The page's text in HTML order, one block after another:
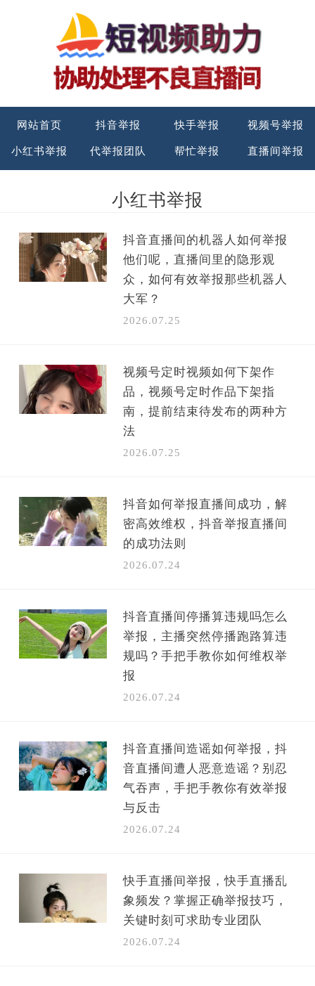
网站首页 抖音举报 快手举报 视频号举报
小红书举报 代举报团队 帮忙举报 直播间举报
小红书举报
抖音直播间的机器人如何举报
他们呢，直播间里的隐形观
众，如何有效举报那些机器人
大军？
2026.07.25
视频号定时视频如何下架作
品，视频号定时作品下架指
南，提前结束待发布的两种方
法
2026.07.25
抖音如何举报直播间成功，解
密高效维权，抖音举报直播间
的成功法则
2026.07.24
抖音直播间停播算违规吗怎么
举报，主播突然停播跑路算违
规吗？手把手教你如何维权举
报
2026.07.24
抖音直播间造谣如何举报，抖
音直播间遭人恶意造谣？别忍
气吞声，手把手教你有效举报
与反击
2026.07.24
快手直播间举报，快手直播乱
象频发？掌握正确举报技巧，
关键时刻可求助专业团队
2026.07.24